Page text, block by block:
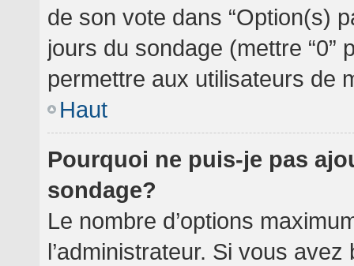
de son vote dans “Option(s)
jours du sondage (mettre “0”
permettre aux utilisateurs de
Haut
Pourquoi ne puis-je pas
sondage?
Le nombre d’options
l’administrateur. Si vous